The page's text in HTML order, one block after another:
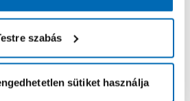
szabás
sütiket használja